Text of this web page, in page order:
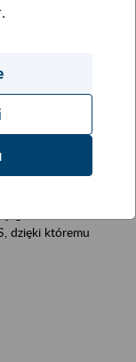
dzięki któremu